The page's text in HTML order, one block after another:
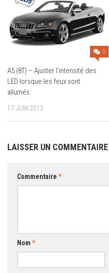
0
A5 (8T) – Ajuster l’intensité des
LED lorsque les feux sont
allumés
17 JUIN 2013
LAISSER UN COMMENTAIRE
Commentaire *
Nom *